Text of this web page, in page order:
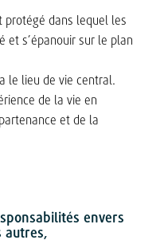
protégé dans lequel les
et s’épanouir sur le plan
le lieu de vie central.
de la vie en
et de la
envers
autres,